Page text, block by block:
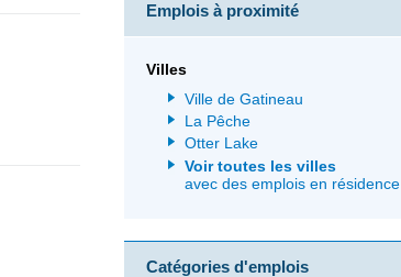
Emplois à proximité
Villes
Ville de Gatineau
La Pêche
Otter Lake
Voir toutes les villes
avec des emplois en résidence
Catégories d'emplois